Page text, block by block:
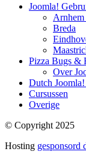
Joomla!
Breda
Pizza Bugs &
Over
Dutch
Cursussen
Overige
© Copyright 2025
Hosting gesponsord